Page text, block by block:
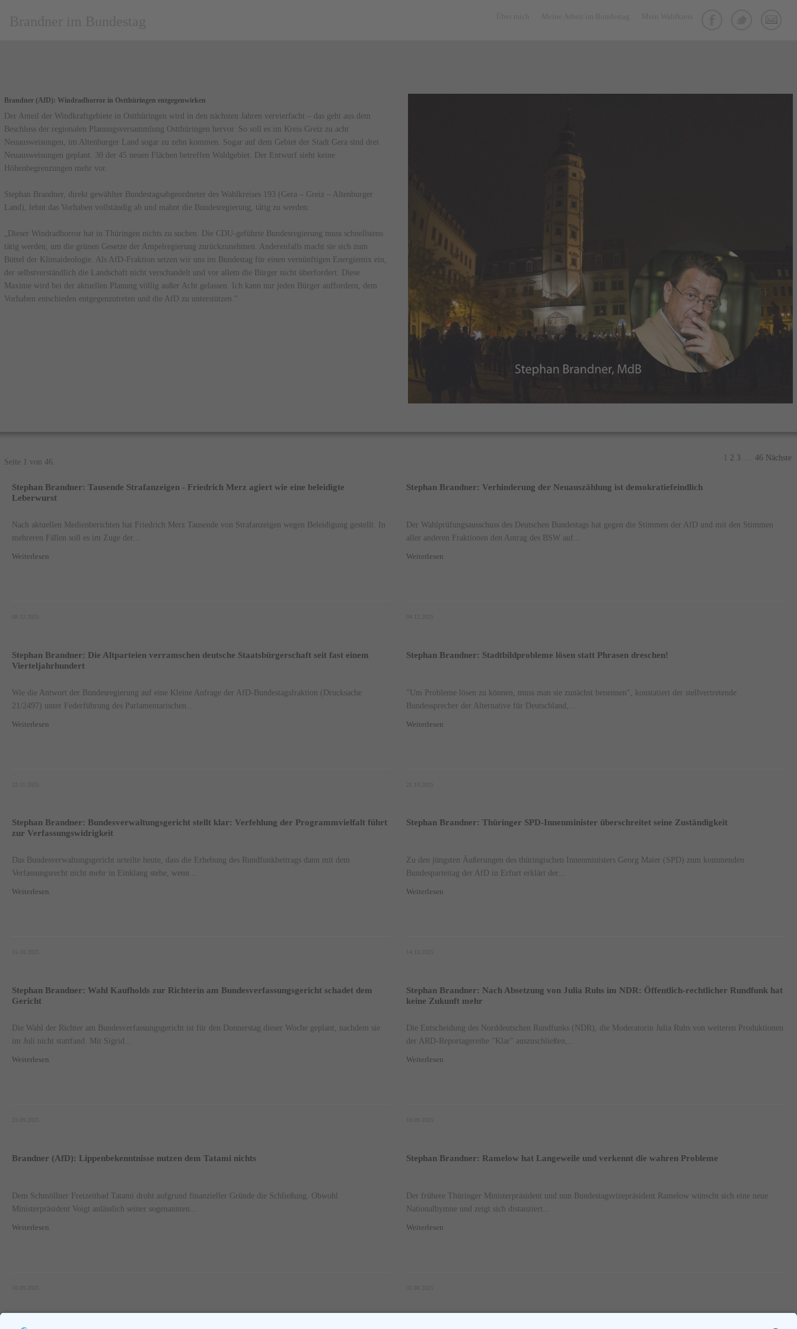
Brandner (AfD): Windradhorror in Ostthüringen entgegenwirken
Der Anteil der Windkraftgebiete in Ostthüringen wird in den nächsten Jahren vervierfacht – das geht aus dem
Beschluss der regionalen Planungsversammlung Ostthüringen hervor. So soll es im Kreis Greiz zu acht
Neuausweisungen, im Altenburger Land sogar zu zehn kommen. Sogar auf dem Gebiet der Stadt Gera sind drei
Neuausweisungen geplant. 30 der 45 neuen Flächen betreffen Waldgebiet. Der Entwurf sieht keine
Höhenbegrenzungen mehr vor.
Stephan Brandner, direkt gewählter Bundestagsabgeordneter des Wahlkreises 193 (Gera – Greiz – Altenburger
Land), lehnt das Vorhaben vollständig ab und mahnt die Bundesregierung, tätig zu werden:
„Dieser Windradhorror hat in Thüringen nichts zu suchen. Die CDU-geführte Bundesregierung muss schnellstens
tätig werden, um die grünen Gesetze der Ampelregierung zurückzunehmen. Anderenfalls macht sie sich zum
Büttel der Klimaideologie. Als AfD-Fraktion setzen wir uns im Bundestag für einen vernünftigen Energiemix ein,
der selbstverständlich die Landschaft nicht verschandelt und vor allem die Bürger nicht überfordert. Diese
Maxime wird bei der aktuellen Planung völlig außer Acht gelassen. Ich kann nur jeden Bürger auffordern, dem
Vorhaben entschieden entgegenzutreten und die AfD zu unterstützen."
Seite 1 von 46. 1 2 3 46 Nächste
Stephan Brandner: Tausende Strafanzeigen - Friedrich Merz agiert wie eine beleidigte
Leberwurst
Nach aktuellen Medienberichten hat Friedrich Merz Tausende von Strafanzeigen wegen Beleidigung gestellt. In
mehreren Fällen soll es im Zuge der...
Weiterlesen
Stephan Brandner: Verhinderung der Neuauszählung ist demokratiefeindlich
Der Wahlprüfungsausschuss des Deutschen Bundestags hat gegen die Stimmen der AfD und mit den Stimmen
aller anderen Fraktionen den Antrag des BSW auf...
Weiterlesen
04.12.2025
Stephan Brandner: Die Altparteien verramschen deutsche Staatsbürgerschaft seit fast einem
Vierteljahrhundert
Wie die Antwort der Bundesregierung auf eine Kleine Anfrage der AfD-Bundestagsfraktion (Drucksache
21/2497) unter Federführung des Parlamentarischen...
Weiterlesen
Stephan Brandner: Stadtbildprobleme lösen statt Phrasen dreschen!
"Um Probleme lösen zu können, muss man sie zunächst benennen", konstatiert der stellvertretende
Bundessprecher der Alternative für Deutschland,...
Weiterlesen
Stephan Brandner: Bundesverwaltungsgericht stellt klar: Verfehlung der Programmvielfalt führt
zur Verfassungswidrigkeit
Das Bundesverwaltungsgericht urteilte heute, dass die Erhebung des Rundfunkbeitrags dann mit dem
Verfassungsrecht nicht mehr in Einklang stehe, wenn...
Weiterlesen
Stephan Brandner: Thüringer SPD-Innenminister überschreitet seine Zuständigkeit
Zu den jüngsten Äußerungen des thüringischen Innenministers Georg Maier (SPD) zum kommenden
Bundesparteitag der AfD in Erfurt erklärt der...
Weiterlesen
Stephan Brandner: Wahl Kaufholds zur Richterin am Bundesverfassungsgericht schadet dem
Gericht
Die Wahl der Richter am Bundesverfassungsgericht ist für den Donnerstag dieser Woche geplant, nachdem sie
im Juli nicht stattfand. Mit Sigrid...
Weiterlesen
Stephan Brandner: Nach Absetzung von Julia Ruhs im NDR: Öffentlich-rechtlicher Rundfunk hat
keine Zukunft mehr
Die Entscheidung des Norddeutschen Rundfunks (NDR), die Moderatorin Julia Ruhs von weiteren Produktionen
der ARD-Reportagereihe "Klar" auszuschließen,...
Weiterlesen
Brandner (AfD): Lippenbekenntnisse nutzen dem Tatami nichts
Dem Schmöllner Freizeitbad Tatami droht aufgrund finanzieller Gründe die Schließung. Obwohl
Ministerpräsident Voigt anlässlich seiner sogenannten...
Weiterlesen
Stephan Brandner: Ramelow hat Langeweile und verkennt die wahren Probleme
Der frühere Thüringer Ministerpräsident und nun Bundestagsvizepräsident Ramelow wünscht sich eine neue
Nationalhymne und zeigt sich distanziert...
Weiterlesen